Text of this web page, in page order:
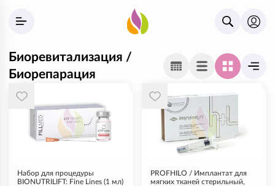
Биоревитализация /
Биорепарация
Набор для процедуры
BIONUTRILIFT: Fine Lines (1 мл)
PROFHILO / Имплантат для
мягких тканей стерильный,